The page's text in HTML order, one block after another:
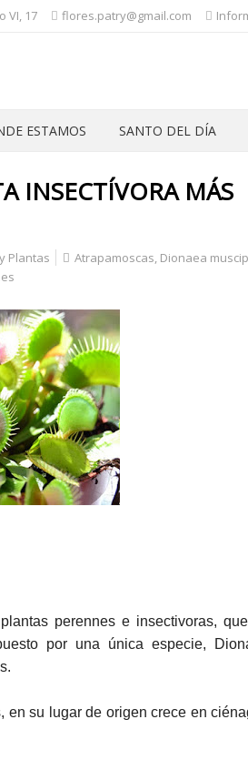
VI, 17 flores.patry@gmail.com
ESTAMOS SANTO DEL DÍA
INSECTÍVORA MÁS
Plantas Atrapamoscas, Dionaea
perennes e insectivoras,
por una única especie,
en su lugar de origen crece en